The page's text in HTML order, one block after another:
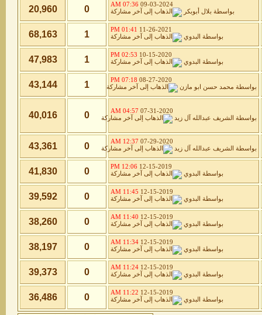
09-03-2024
07:36 AM
بواسطة بلال أبوبكر 0
20,960
11-26-2021
01:41 PM
بواسطة
البدوي 1
68,163
10-15-2020
02:53 PM
بواسطة
البدوي 1
47,983
08-27-2020
07:18 PM
بواسطة محمد حسن ابو مازن 1
43,144
07-31-2020
04:57 AM
بواسطة
الشريف عبدالله آل زيد 0
40,016
07-29-2020
12:37 AM
بواسطة
الشريف عبدالله آل زيد 0
43,361
12-15-2019
12:06 PM
بواسطة
البدوي 0
41,830
12-15-2019
11:45 AM
بواسطة
البدوي 0
39,592
12-15-2019
11:40 AM
بواسطة
البدوي 0
38,260
12-15-2019
11:34 AM
بواسطة
البدوي 0
38,197
12-15-2019
11:24 AM
بواسطة
البدوي 0
39,373
12-15-2019
11:22 AM
بواسطة
البدوي 0
36,486